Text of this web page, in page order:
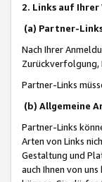
2. Links auf Ihrer
(a) Partner-
Nach Ihrer
Zurückverfolgung,
Partner-Links
(b) Allgemeine
Partner-Links
Arten von Links
Gestaltung und
auch Ihnen von